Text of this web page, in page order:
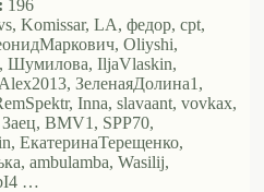
196
Komissar, LA, федор, cpt,
Oliyshi,
Шумилова, IljaVlaskin,
ЗеленаяДолина1,
Inna, slavaant, vovkax,
BMV1, SPP70,
ЕкатеринаТерещенко,
ambulamba, Wasilij,
…